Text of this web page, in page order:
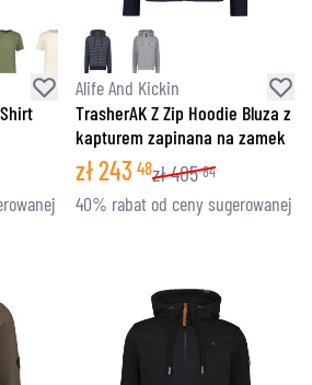
Alife And Kickin
TrasherAK Z Zip Hoodie Bluza z
kapturem zapinana na zamek
zł243 48zł405 84
40% rabat od ceny sugerowanej